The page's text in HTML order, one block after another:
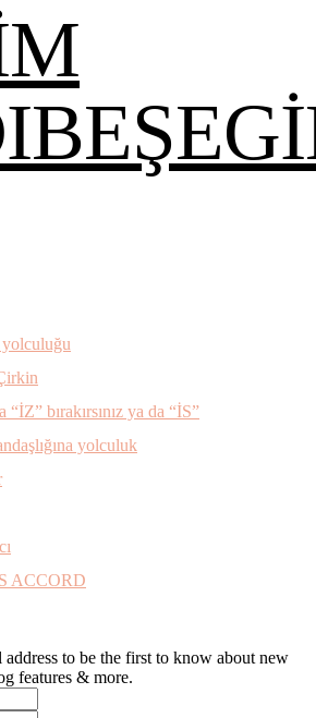
“İZ” bırakırsınız ya da “İS”
yolculuk
ACCORD
to be the first to know about new
features & more.